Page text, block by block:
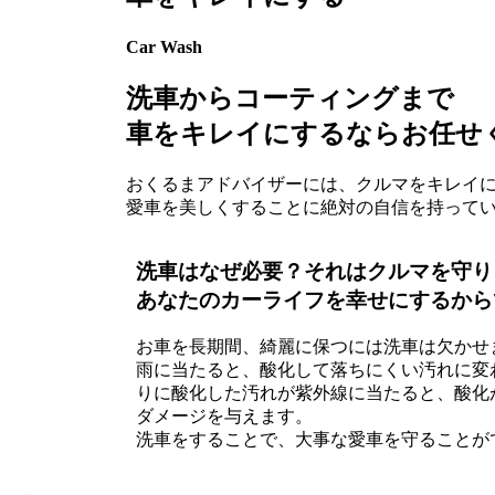
Car Wash
洗車からコーティングまで
車をキレイにするならお任せ
おくるまアドバイザーには、 クルマをキレイ
愛車を美しくすることに絶対の自信を持って
洗車はなぜ必要？ それはクルマを守り
あなたのカーライフを幸せにするから
お車を長期間、綺麗に保つには洗車は欠か
雨に当たると、酸化して落ちにくい汚れに
りに酸化した汚れが紫外線に当たると、酸
ダメージを与えます。
洗車をすることで、大事な愛車を守ることが